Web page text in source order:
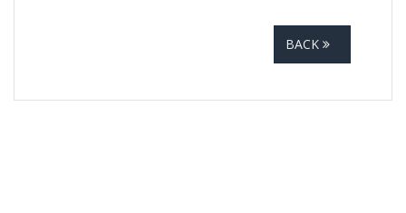
BACK